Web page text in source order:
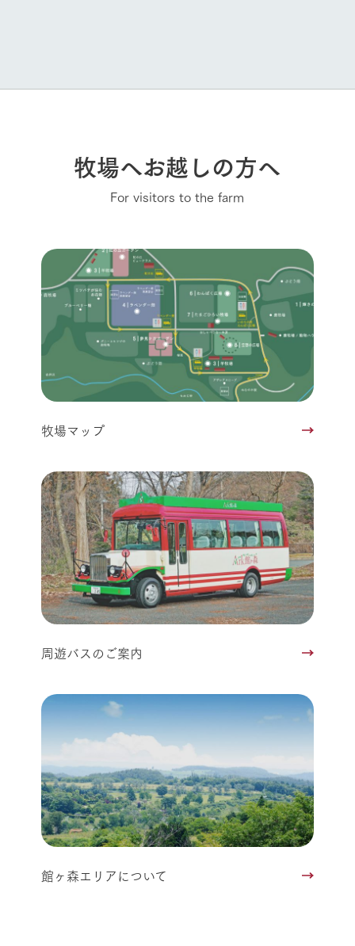
牧場へお越しの方へ
For visitors to the farm
牧場マップ
周遊バスのご案内
館ヶ森エリアについて